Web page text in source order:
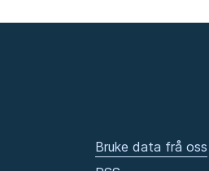
Bruke data frå oss